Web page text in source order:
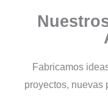
contacto,
Fabricamos
proyectos, nuevas